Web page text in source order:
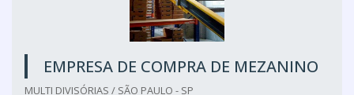
EMPRESA DE COMPRA DE MEZANINO
MULTI DIVISÓRIAS / SÃO PAULO - SP